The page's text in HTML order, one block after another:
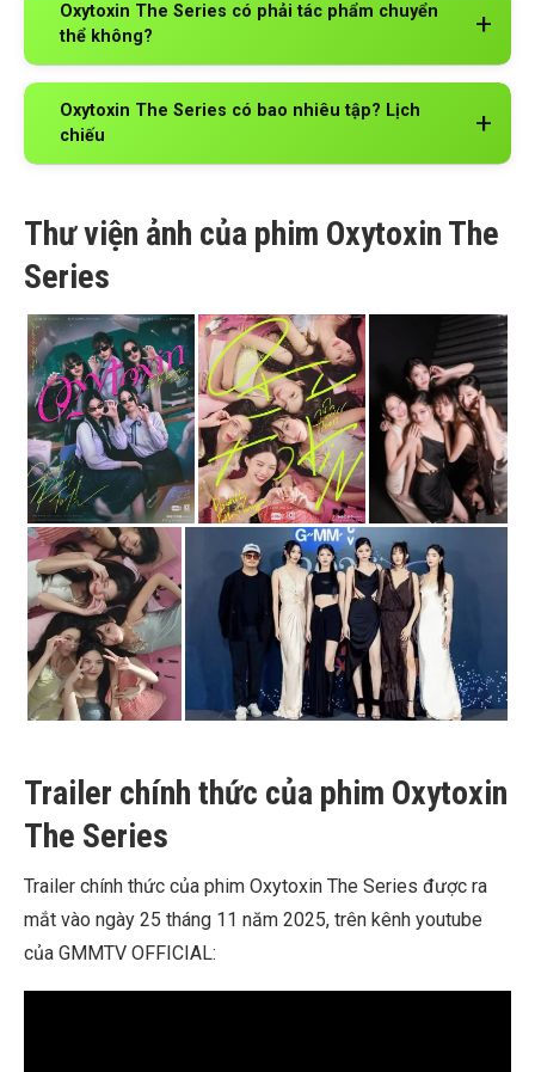
Oxytoxin The Series có phải tác phẩm chuyển
thể không?
Oxytoxin The Series có bao nhiêu tập? Lịch
chiếu
Thư viện ảnh của phim Oxytoxin The
Series
Trailer chính thức của phim Oxytoxin
The Series
Trailer chính thức của phim Oxytoxin The Series được ra
mắt vào ngày 25 tháng 11 năm 2025, trên kênh youtube
của GMMTV OFFICIAL: